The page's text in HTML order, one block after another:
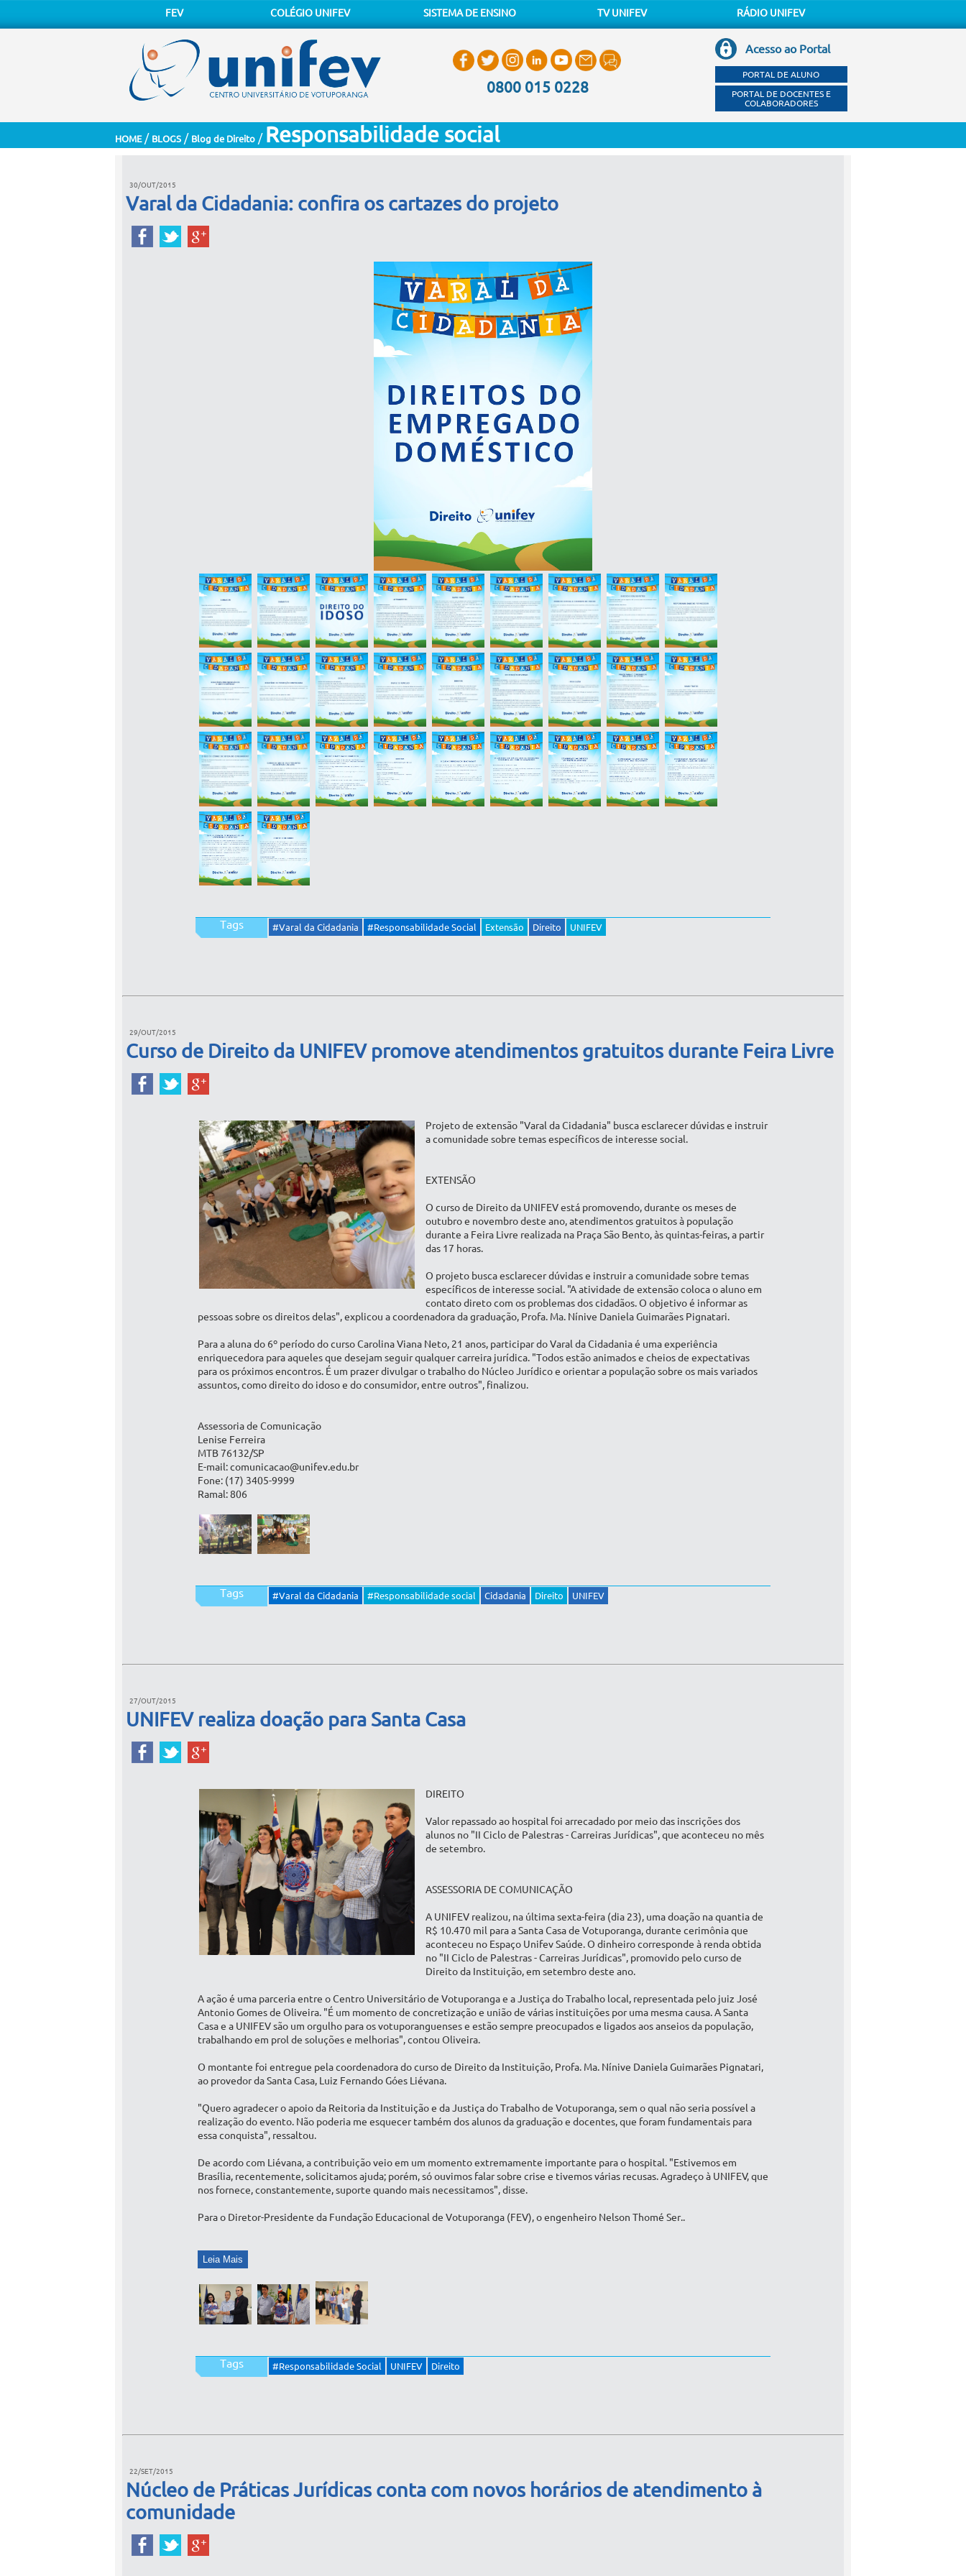
FEV COLÉGIO UNIFEV SISTEMA DE ENSINO TV UNIFEV RÁDIO UNIFEV
0800 015 0228
Acesso ao Portal
PORTAL DE ALUNO
PORTAL DE DOCENTES E
COLABORADORES
HOME/ BLOGS / Blog de Direito / Responsabilidade social
30/OUT/2015
Varal da Cidadania: confira os cartazes do projeto
Tags #Varal da Cidadania #Responsabilidade Social Extensão Direito UNIFEV
29/OUT/2015
Curso de Direito da UNIFEV promove atendimentos gratuitos durante Feira Livre
Projeto de extensão "Varal da Cidadania" busca esclarecer dúvidas e instruir
a comunidade sobre temas específicos de interesse social.
EXTENSÃO
O curso de Direito da UNIFEV está promovendo, durante os meses de
outubro e novembro deste ano, atendimentos gratuitos à população
durante a Feira Livre realizada na Praça São Bento, às quintas-feiras, a partir
das 17 horas.
O projeto busca esclarecer dúvidas e instruir a comunidade sobre temas
específicos de interesse social. "A atividade de extensão coloca o aluno em
contato direto com os problemas dos cidadãos. O objetivo é informar as
pessoas sobre os direitos delas", explicou a coordenadora da graduação, Profa. Ma. Nínive Daniela Guimarães Pignatari.
Para a aluna do 6º período do curso Carolina Viana Neto, 21 anos, participar do Varal da Cidadania é uma experiência
enriquecedora para aqueles que desejam seguir qualquer carreira jurídica. "Todos estão animados e cheios de expectativas
para os próximos encontros. É um prazer divulgar o trabalho do Núcleo Jurídico e orientar a população sobre os mais variados
assuntos, como direito do idoso e do consumidor, entre outros", finalizou.
Assessoria de Comunicação
Lenise Ferreira
MTB 76132/SP
E-mail: comunicacao@unifev.edu.br
Fone: (17) 3405-9999
Ramal: 806
Tags #Varal da Cidadania #Responsabilidade social Cidadania Direito UNIFEV
27/OUT/2015
UNIFEV realiza doação para Santa Casa
DIREITO
Valor repassado ao hospital foi arrecadado por meio das inscrições dos
alunos no "II Ciclo de Palestras - Carreiras Jurídicas", que aconteceu no mês
de setembro.
ASSESSORIA DE COMUNICAÇÃO
A UNIFEV realizou, na última sexta-feira (dia 23), uma doação na quantia de
R$ 10.470 mil para a Santa Casa de Votuporanga, durante cerimônia que
aconteceu no Espaço Unifev Saúde. O dinheiro corresponde à renda obtida
no "II Ciclo de Palestras - Carreiras Jurídicas", promovido pelo curso de
Direito da Instituição, em setembro deste ano.
A ação é uma parceria entre o Centro Universitário de Votuporanga e a Justiça do Trabalho local, representada pelo juiz José
Antonio Gomes de Oliveira. "É um momento de concretização e união de várias instituições por uma mesma causa. A Santa
Casa e a UNIFEV são um orgulho para os votuporanguenses e estão sempre preocupados e ligados aos anseios da população,
trabalhando em prol de soluções e melhorias", contou Oliveira.
O montante foi entregue pela coordenadora do curso de Direito da Instituição, Profa. Ma. Nínive Daniela Guimarães Pignatari,
ao provedor da Santa Casa, Luiz Fernando Góes Liévana.
"Quero agradecer o apoio da Reitoria da Instituição e da Justiça do Trabalho de Votuporanga, sem o qual não seria possível a
realização do evento. Não poderia me esquecer também dos alunos da graduação e docentes, que foram fundamentais para
essa conquista", ressaltou.
De acordo com Liévana, a contribuição veio em um momento extremamente importante para o hospital. "Estivemos em
Brasília, recentemente, solicitamos ajuda; porém, só ouvimos falar sobre crise e tivemos várias recusas. Agradeço à UNIFEV, que
nos fornece, constantemente, suporte quando mais necessitamos", disse.
Para o Diretor-Presidente da Fundação Educacional de Votuporanga (FEV), o engenheiro Nelson Thomé Ser..
Tags #Responsabilidade Social UNIFEV Direito
22/SET/2015
Núcleo de Práticas Jurídicas conta com novos horários de atendimento à
comunidade